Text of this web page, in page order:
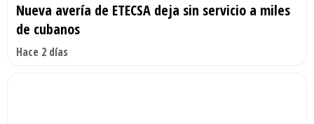
Nueva avería de ETECSA deja sin servicio a miles
de cubanos
Hace 2 días